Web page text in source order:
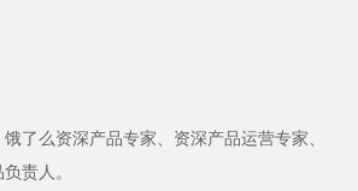
了么资深产品专家、资深产品运营专家、
责人。